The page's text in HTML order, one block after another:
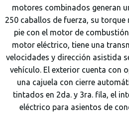
motores combinados generan
250 caballos de fuerza, su torque
pie con el motor de
motor eléctrico, tiene una
velocidades y dirección asistida
vehículo. El exterior cuenta con
una cajuela con cierre
tintados en 2da. y 3ra. fila, el
eléctrico para asientos de